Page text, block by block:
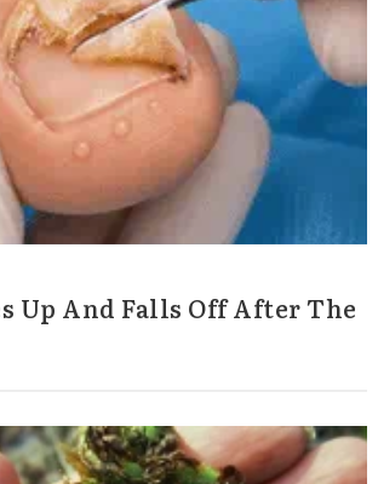
Up And Falls Off After The